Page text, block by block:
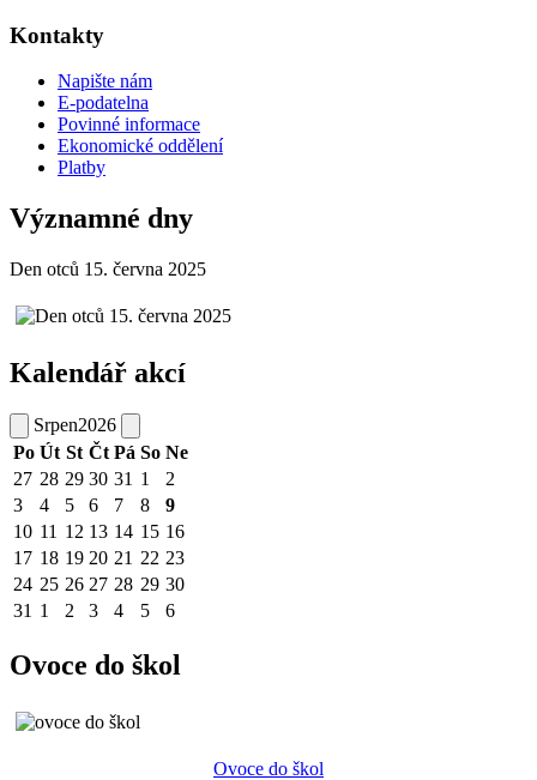
Kontakty
Napište nám
E-podatelna
Povinné informace
Ekonomické oddělení
Platby
Významné dny
Den otců 15. června 2025
Kalendář akcí
Srpen2026
Po Út St Čt Pá So Ne
27 28 29 30 31 1
2
3
4 5 6 7 8
9
10 11 12 13 14 15 16
17 18 19 20 21 22 23
24 25 26 27 28 29 30
31 1 2 3 4 5 6
Ovoce do škol
Ovoce do škol